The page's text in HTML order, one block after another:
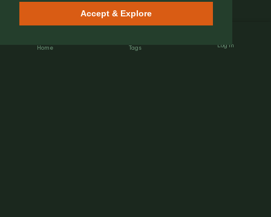
Accept & Explore
Home Tags Log In